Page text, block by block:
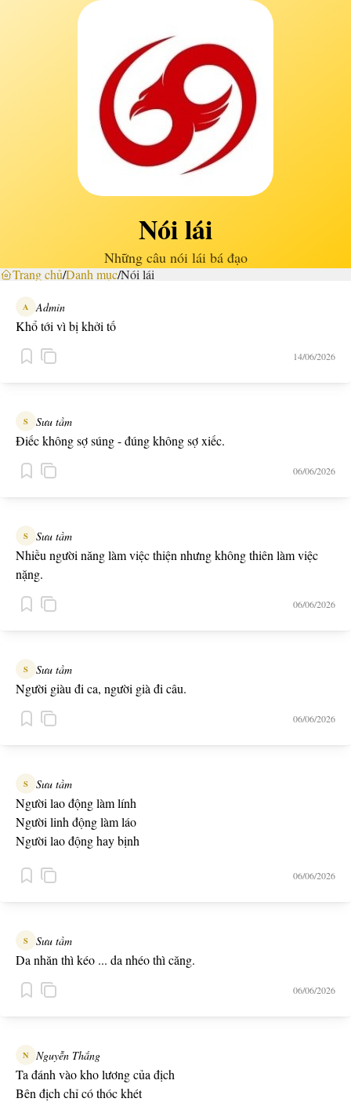
Nói lái
Những câu nói lái bá đạo
Trang chủ/Danh mục/Nói lái
A Admin
Khổ tới vì bị khởi tố
14/06/2026
S Sưu tầm
Điếc không sợ súng - đúng không sợ xiếc.
06/06/2026
S Sưu tầm
Nhiều người năng làm việc thiện nhưng không thiên làm việc
nặng.
06/06/2026
S Sưu tầm
Người giàu đi ca, người già đi câu.
06/06/2026
S Sưu tầm
Người lao động làm lính
Người linh động làm láo
Người lao động hay bịnh
Người lao động cầm đinh
06/06/2026
S Sưu tầm
Da nhăn thì kéo ... da nhéo thì căng.
06/06/2026
N Nguyễn Thắng
Ta đánh vào kho lương của địch
Bên địch chỉ có thóc khét